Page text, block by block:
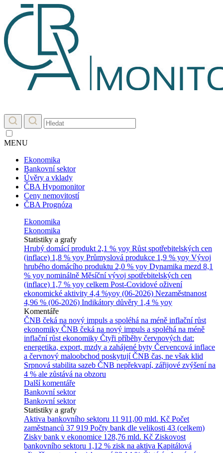
MENU
Ekonomika
Bankovní sektor
Úvěry a vklady
ČBA Hypomonitor
Ceny nemovitostí
ČBA Prognóza
Ekonomika
Ekonomika
Statistiky a grafy
Hrubý domácí produkt 2,1 % yoy Růst spotřebitelských cen
(inflace) 1,8 % yoy Průmyslová produkce 1,9 % yoy Vývoj
hrubého domácího produktu 2,0 % yoy Dynamika mezd 8,1
% yoy nominálně Měsíční vývoj spotřebitelských cen
(inflace) 1,7 % yoy celkem Post-Covidové oživení
ekonomické aktivity 4,4 %yoy (06-2026) Nezaměstnanost
4,96 % (06-2026) Indikátory důvěry 1,4 % yoy
Komentáře
ČNB čeká na nový impuls a spoléhá na méně inflační růst
ekonomiky ČNB čeká na nový impuls a spoléhá na méně
inflační růst ekonomiky Čtyři příběhy červnových dat:
energetika, export, mzdy a zahájené byty Červencová inflace
a červnový maloobchod poskytují ČNB čas, ne však klid
Srpnová stabilita sazeb ČNB nepřekvapí, zářijové zvýšení na
4 % ale zůstává na obzoru
Další komentáře
Bankovní sektor
Bankovní sektor
Statistiky a grafy
Aktiva bankovního sektoru 11 911,00 mld. Kč Počet
zaměstnanců 37 919 Počty bank dle velikosti 43 (celkem)
Zisky bank v ekonomice 128,76 mld. Kč Ziskovost
bankovního sektoru 1,12 % zisk na aktiva Kapitálová